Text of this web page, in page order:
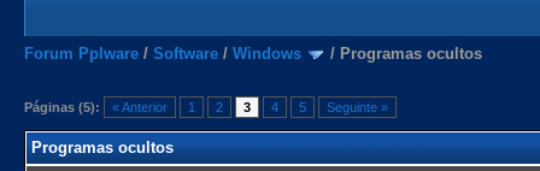
Forum Pplware / Software / Windows / Programas ocultos
Páginas (5): « Anterior 1 2 3 4 5 Seguinte »
Programas ocultos